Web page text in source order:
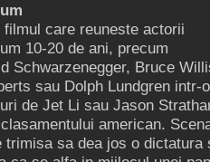
care reuneste actorii
10-20 de ani, precum
Schwarzenegger, Bruce
sau Dolph Lundgren intr-o
de Jet Li sau Jason
american.
trimisa sa dea jos o dictatura